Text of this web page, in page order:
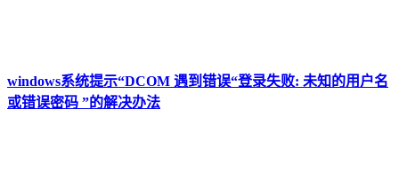
windows系统提示“DCOM 遇到错误“登录失败: 未知的用户名
或错误密码 ”的解决办法